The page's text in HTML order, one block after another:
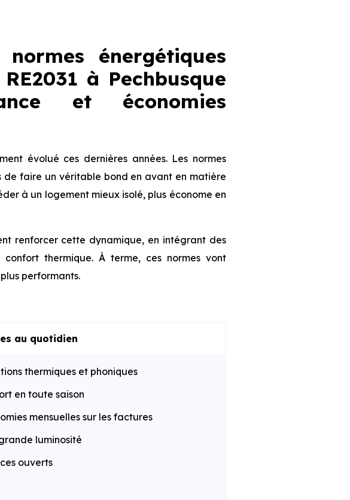
énergétiques
à Pechbusque
et économies
évolué ces dernières années. Les normes
de faire un véritable bond en avant en matière
à un logement mieux isolé, plus économe en
renforcer cette dynamique, en intégrant des
thermique. À terme, ces normes vont
performants.
au quotidien
thermiques et phoniques
en toute saison
mensuelles sur les factures
luminosité
ouverts